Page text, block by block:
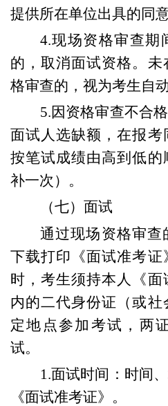
提供所在单位出具的同
4.现场资格审查期
的，取消面试资格。 未
格审查的，视为考生自
5.因资格审查不合
面试人选缺额，在报考
按笔试成绩由高到低的
补一次）。
（七）面试
通过现场资格审查
下载打印《面试准考
时，考生须持本人 《面
内的二代身份证 （或
定地点参加考试，两
试。
1.面试时间： 时间
《面试准考证》。